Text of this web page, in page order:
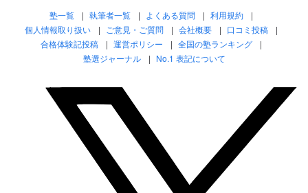
塾一覧 執筆者一覧 よくある質問
利用規約
個人情報取り扱い
ご意見・ご質問 会社概要
口コミ投稿
合格体験記投稿
運営ポリシー
全国の塾ランキング
塾選ジャーナル
No.1 表記について